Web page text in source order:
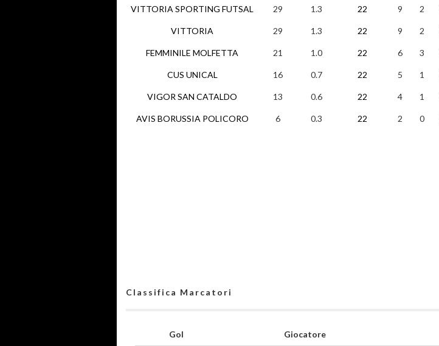
VITTORIA SPORTING FUTSAL
VITTORIA
FEMMINILE MOLFETTA
CUS UNICAL
VIGOR SAN CATALDO
AVIS BORUSSIA POLICORO
29 1.3 22 9 2
29 1.3 22 9 2
21 1.0 22 6 3
16 0.7 22 5 1
13 0.6 22 4 1
6 0.3 22 2 0
Classifica Marcatori
Gol Giocatore